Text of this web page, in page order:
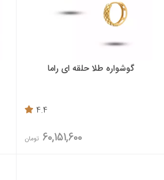
گوشواره طلا حلقه ای راما
4.4
60,151,600 تومان